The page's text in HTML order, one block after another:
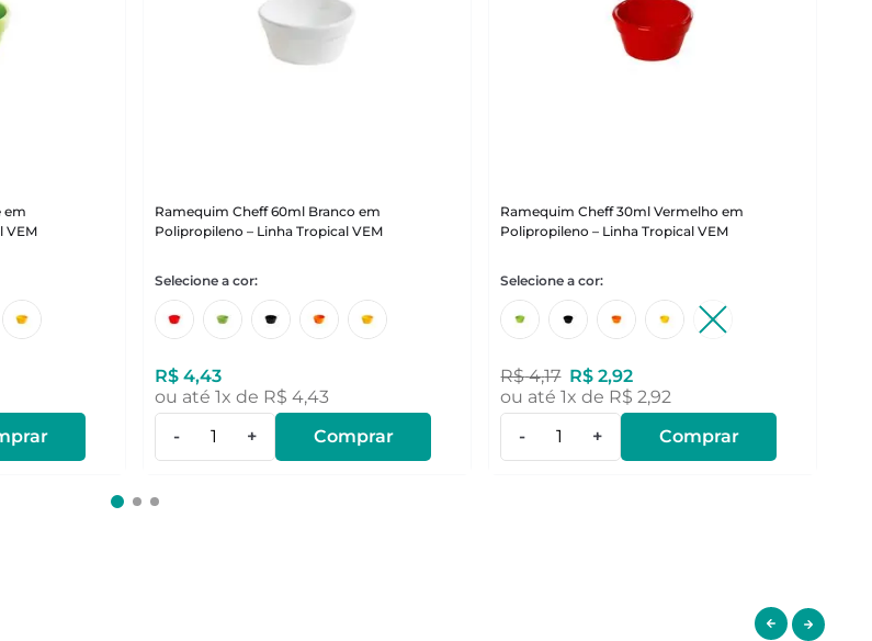
em
VEM
Ramequim Cheff 60ml Branco em
Polipropileno – Linha Tropical VEM
R$ 4,43
ou até1x de R$ 4,43
-
+ Comprar
Ramequim Cheff 30ml Vermelho em
Polipropileno – Linha Tropical VEM
R$ 4,17 R$ 2,92
ou até1x de R$ 2,92
-
+ Comprar